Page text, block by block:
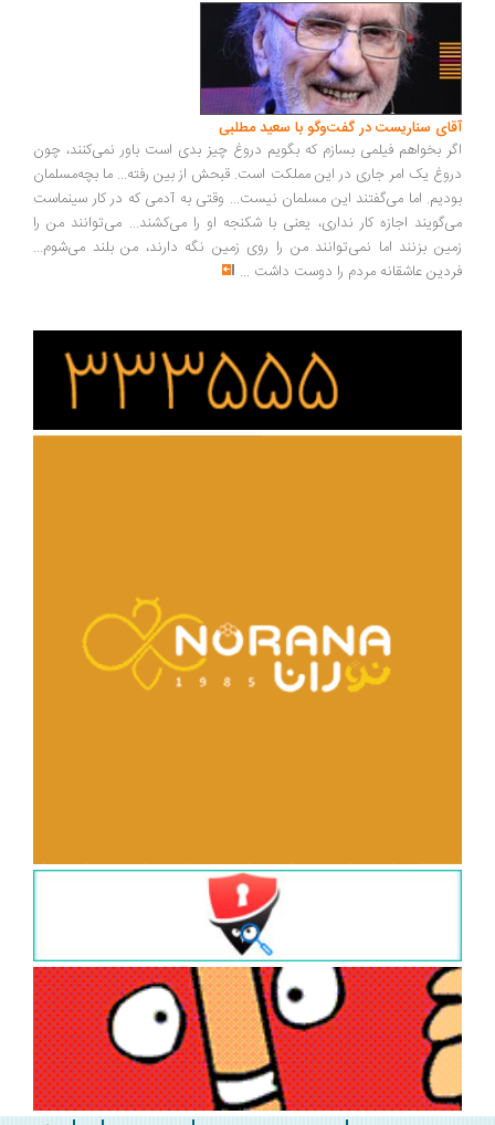
آقای سناریست در گفت‌وگو با سعید مطلبی
اگر بخواهم فیلمی بسازم که بگویم دروغ چیز بدی است باور نمی‌کنند، چون
دروغ یک امر جاری در این مملکت است. قبحش از بین رفته... ما بچه‌مسلمان
بودیم. اما می‌گفتند این مسلمان نیست... وقتی به آدمی که در کار سینماست
می‌گویند اجازه کار نداری، یعنی با شکنجه او را می‌کشند... می‌توانند من را
زمین بزنند اما نمی‌توانند من را روی زمین نگه دارند، من بلند می‌شوم...
فردین عاشقانه مردم را دوست داشت ...